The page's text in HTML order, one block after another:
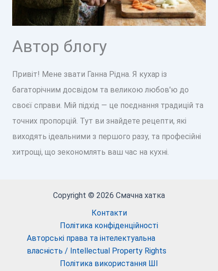
Автор блогу
Привіт! Мене звати Ганна Рідна. Я кухар із
багаторічним досвідом та великою любов'ю до
своєї справи. Мій підхід — це поєднання традицій та
точних пропорцій. Тут ви знайдете рецепти, які
виходять ідеальними з першого разу, та професійні
хитрощі, що зекономлять ваш час на кухні.
Copyright © 2026 Смачна хатка
Контакти
Політика конфіденційності
Авторські права та інтелектуальна
власність / Intellectual Property Rights
Політика використання ШІ